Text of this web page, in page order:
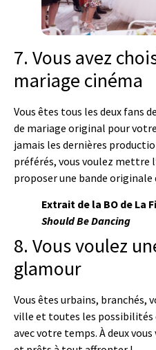
7. Vous avez
mariage cinéma
Vous êtes tous les deux fans
de mariage original pour
jamais les dernières
préférés, vous voulez mettre
proposer une bande originale
Extrait de la BO de La
Should Be Dancing
8. Vous voulez
glamour
Vous êtes urbains, branchés,
ville et toutes les possibilités
avec votre temps. À deux